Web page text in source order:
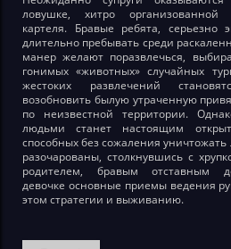
ловушке, хитро организованной
картеля. Бравые ребята, серьезно
длительно пребывать среди
манер желают поразвлечься,
гонимых «животных» случайных
жестоких развлечений
возобновить былую утраченную
по неизвестной территории.
людьми станет настоящим
способных без сожаления
разочарованы, столкнувшись с
родителем, бравым отставным
девочке основные приемы ведения
этом стратегии и выживанию.